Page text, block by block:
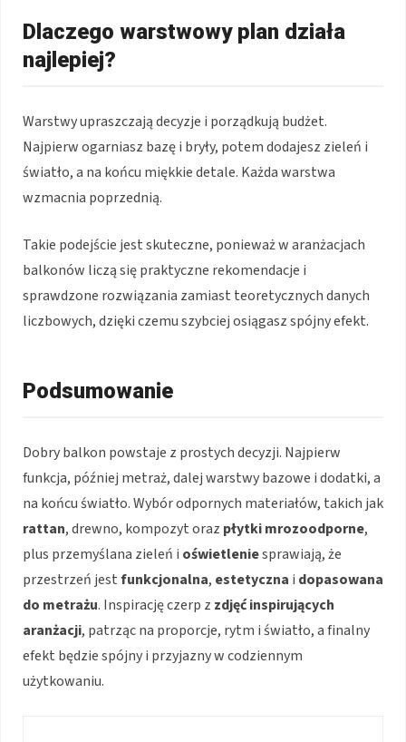
Dlaczego warstwowy plan działa
najlepiej?
Warstwy upraszczają decyzje i porządkują budżet.
Najpierw ogarniasz bazę i bryły, potem dodajesz zieleń i
światło, a na końcu miękkie detale. Każda warstwa
wzmacnia poprzednią.
Takie podejście jest skuteczne, ponieważ w aranżacjach
balkonów liczą się praktyczne rekomendacje i
sprawdzone rozwiązania zamiast teoretycznych danych
liczbowych, dzięki czemu szybciej osiągasz spójny efekt.
Podsumowanie
Dobry balkon powstaje z prostych decyzji. Najpierw
funkcja, później metraż, dalej warstwy bazowe i dodatki, a
na końcu światło. Wybór odpornych materiałów, takich jak
rattan, drewno, kompozyt oraz płytki mrozoodporne,
plus przemyślana zieleń i oświetleniesprawiają, że
przestrzeń jestfunkcjonalna, estetyczna i dopasowana
do metrażu. Inspirację czerp z zdjęć inspirujących
aranżacji, patrząc na proporcje, rytm i światło, a finalny
efekt będzie spójny i przyjazny w codziennym
użytkowaniu.